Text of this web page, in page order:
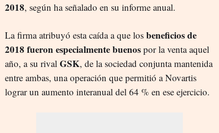
2018, según ha señalado en su informe anual.
La firma atribuyó esta caída a que los beneficios de
2018 fueron especialmente buenos por la venta aquel
año, a su rival GSK, de la sociedad conjunta mantenida
entre ambas, una operación que permitió a Novartis
lograr un aumento interanual del 64 % en ese ejercicio.